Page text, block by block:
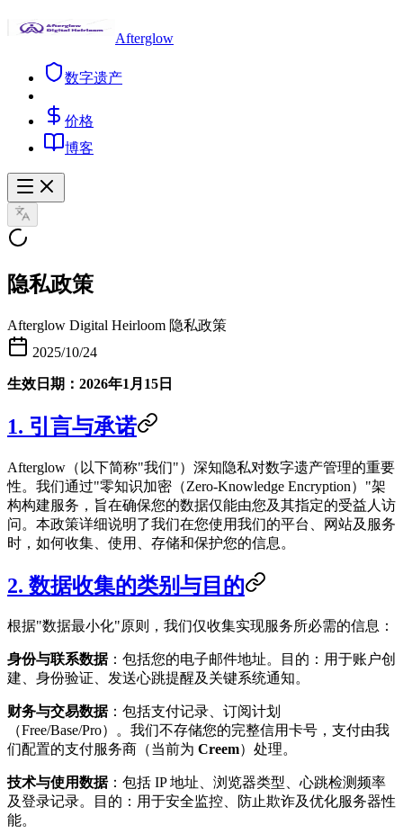
Afterglow
数字遗产
价格
博客
隐私政策
Afterglow Digital Heirloom 隐私政策
2025/10/24
生效日期：2026年1月15日
1. 引言与承诺
Afterglow（以下简称"我们"）深知隐私对数字遗产管理的重要
性。我们通过"零知识加密（Zero-Knowledge Encryption）"架
构构建服务，旨在确保您的数据仅能由您及其指定的受益人访
问。本政策详细说明了我们在您使用我们的平台、网站及服务
时，如何收集、使用、存储和保护您的信息。
2. 数据收集的类别与目的
根据"数据最小化"原则，我们仅收集实现服务所必需的信息：
身份与联系数据：包括您的电子邮件地址。目的：用于账户创
建、身份验证、发送心跳提醒及关键系统通知。
财务与交易数据：包括支付记录、订阅计划
（Free/Base/Pro）。我们不存储您的完整信用卡号，支付由我
们配置的支付服务商（当前为 Creem）处理。
技术与使用数据：包括 IP 地址、浏览器类型、心跳检测频率
及登录记录。目的：用于安全监控、防止欺诈及优化服务器性
能。